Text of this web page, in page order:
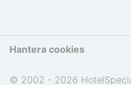
Hantera cookies
© 2002 - 2026